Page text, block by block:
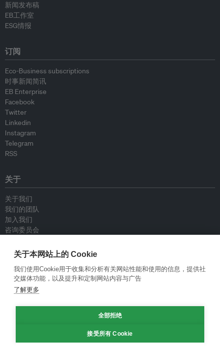
新闻发布稿
EB工作室
ESG情报
订阅
Eco-Business subscriptions
时事新闻简讯
EB Enterprise
Facebook
Twitter
Linkedin
Instagram
Telegram
RSS
关于
关于我们
我们的团队
加入我们
咨询委员会
联系我们
政策
重新发布指南
专栏指南
关于本网站上的 Cookie
我们使用Cookie用于收集和分析有关网站性能和使用的信息，提供社
交媒体功能，以及提升和定制网站内容与广告
了解更多
全部拒绝
接受所有 Cookie